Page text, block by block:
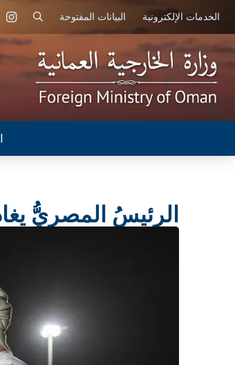
الخدمات الإلكترونية البيانات المفتوحة
الرئيسُ المصريُّ